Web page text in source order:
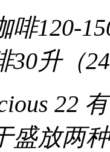
啡120-
30升（
22
盛放两